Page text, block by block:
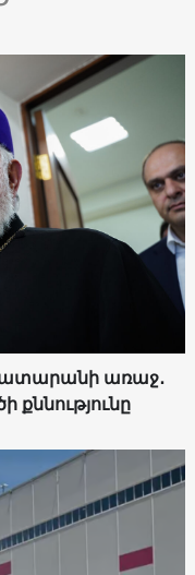
առաջ․
քննությունը